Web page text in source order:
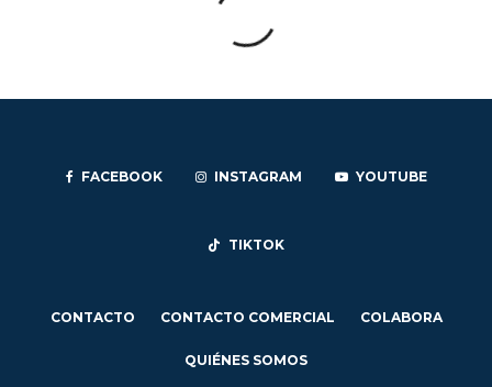
FACEBOOK INSTAGRAM YOUTUBE
TIKTOK
CONTACTO CONTACTO COMERCIAL COLABORA
QUIÉNES SOMOS